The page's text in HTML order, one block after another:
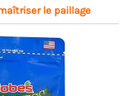
le paillage